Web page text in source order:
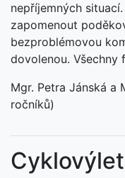
nepříjemných
zapomenout
bezproblémovou
dovolenou. Všechny
Mgr. Petra Jánská a
ročníků)